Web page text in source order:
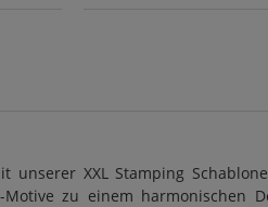
XXL Stamping Schablone
zu einem harmonischen